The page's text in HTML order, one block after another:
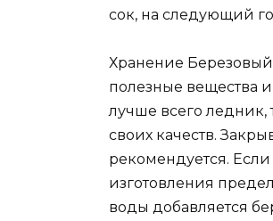
сок, на следующий
Хранение Березовый
полезные вещества
лучше всего ледник,
своих качеств.
рекомендуется. Если
изготовления
воды добавляется